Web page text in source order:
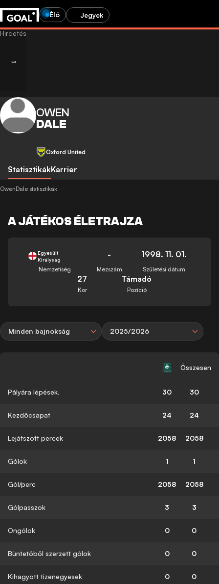
Élő Jegyek
OWEN
DALE
Oxford United
StatisztikákKarrier
OwenDale statisztikák
A JÁTÉKOS ÉLETRAJZA
Egyesült
Királyság
Nemzetiség
-
Mezszám
1998. 11. 01.
Születési dátum
27
Kor
Támadó
Pozíció
Minden bajnokság 2025/2026
Összesen
Pályára lépések. 30 30
Kezdőcsapat 24 24
Lejátszott percek 2058 2058
Gólok 1 1
Gól/perc 2058 2058
Gólpasszok 3 3
Öngólok 0 0
Büntetőből szerzett gólok 0 0
Kihagyott tizenegyesek 0 0